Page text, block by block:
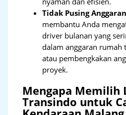
Tidak Pusing
membantu Anda
driver bulanan yang
dalam anggaran rumah
atau pembengkakan
proyek.
Mengapa Memilih
Transindo untuk